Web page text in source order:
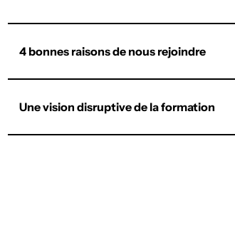
4 bonnes raisons de nous rejoindre
Une vision disruptive de la formation